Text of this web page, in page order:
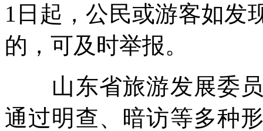
1日起，公民或游客如发
的，可及时举报。
山东省旅游发展委员
通过明查、暗访等多种